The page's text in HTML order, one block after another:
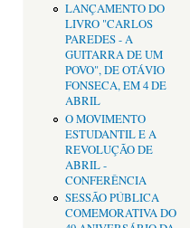
LANÇAMENTO DO
LIVRO "CARLOS
PAREDES - A
GUITARRA DE UM
POVO", DE OTÁVIO
FONSECA, EM 4 DE
ABRIL
O MOVIMENTO
ESTUDANTIL E A
REVOLUÇÃO DE
ABRIL -
CONFERÊNCIA
SESSÃO PÚBLICA
COMEMORATIVA DO